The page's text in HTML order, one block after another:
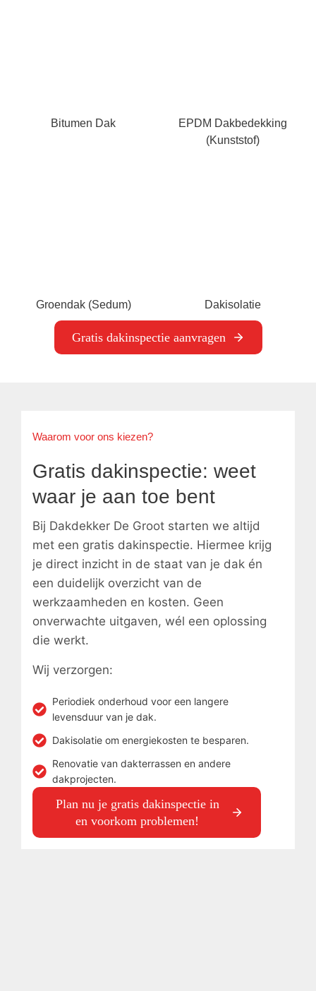
Bitumen Dak
EPDM Dakbedekking
(kunststof)
Groendak (Sedum) Dakisolatie
Gratis dakinspectie aanvragen
Waarom voor ons kiezen?
Gratis dakinspectie: weet
waar je aan toe bent
Bij Dakdekker De Groot starten we altijd
met een gratis dakinspectie. Hiermee krijg
je direct inzicht in de staat van je dak én
een duidelijk overzicht van de
werkzaamheden en kosten. Geen
onverwachte uitgaven, wél een oplossing
die werkt.
Wij verzorgen:
Periodiek onderhoud voor een langere
levensduur van je dak.
Dakisolatie om energiekosten te besparen.
Renovatie van dakterrassen en andere
dakprojecten.
Plan nu je gratis dakinspectie in
en voorkom problemen!